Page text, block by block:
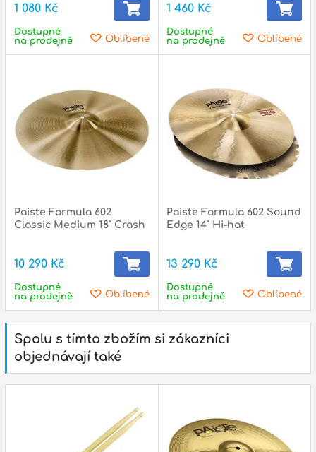
1 080 Kč
Oblíbené
Dostupné
na prodejně
1 460 Kč
Oblíbené
Dostupné
na prodejně
Paiste Formula 602
Classic Medium 18" Crash
10 290 Kč
Oblíbené
Dostupné
na prodejně
Paiste Formula 602 Sound
Edge 14" Hi-hat
13 290 Kč
Oblíbené
Dostupné
na prodejně
Spolu s tímto zbožím si zákazníci
objednávají také